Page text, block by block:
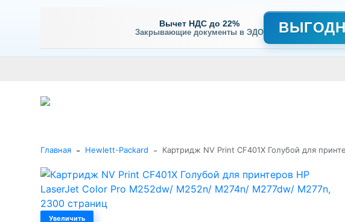
Вычет НДС до 22%
Закрывающие документы в ЭДО
Главная - Hewlett-Packard - Картридж NV Print CF401X Голубой для
Увеличить